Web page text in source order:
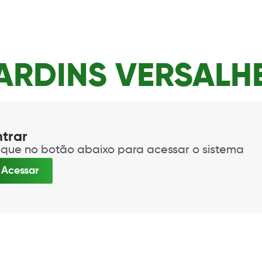
no botão abaixo para acessar o sistema
Acessar